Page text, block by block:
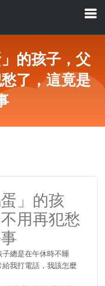
的孩子，父
了，這竟是
」的孩
用再犯愁
總是在午休時不睡
我打電話，我該怎麼